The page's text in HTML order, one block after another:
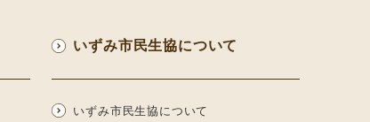
いずみ市民生協について
いずみ市民生協について